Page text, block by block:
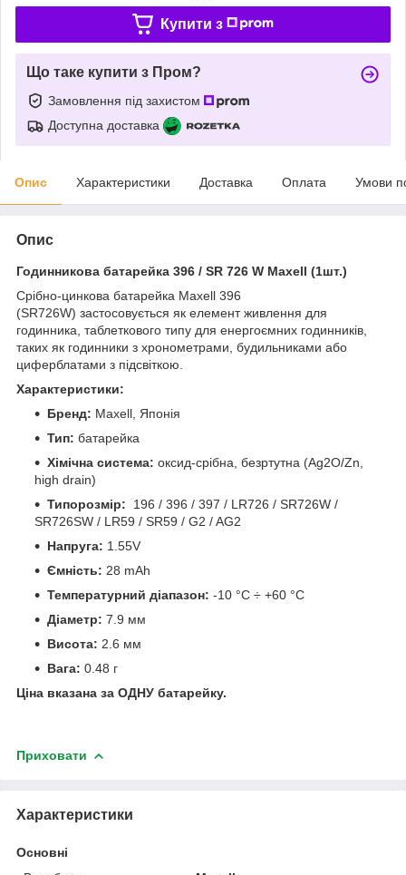
Купити з
Що таке купити з Пром?
Замовлення під захистом
Доступна доставка
Опис Характеристики Доставка Оплата Умови
Опис
Годинникова батарейка 396 / SR 726 W Maxell (1шт.)
Срібно-цинкова батарейка Maxell 396
(SR726W) застосовується як елемент живлення для
годинника, таблеткового типу для енергоємних годинників,
таких як годинники з хронометрами, будильниками або
циферблатами з підсвіткою.
Характеристики:
Бренд: Maxell, Японія
Тип: батарейка
Хімічна система: оксид-срібна, безртутна (Ag2O/Zn,
high drain)
Типорозмір:
196 / 396 / 397 / LR726 / SR726W /
SR726SW / LR59 / SR59 / G2 / AG2
Напруга: 1.55V
Ємність: 28 mAh
Температурний діапазон: -10 °C ÷ +60 °C
Діаметр: 7.9 мм
Висота: 2.6 мм
Вага: 0.48 г
Ціна вказана за ОДНУ батарейку.
Приховати
Характеристики
Основні